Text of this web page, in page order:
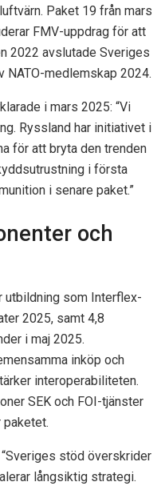
Paket 19 från mars
FMV-uppdrag för att
2022 avslutade Sveriges
medlemskap 2024.
i mars 2025: “Vi
Ryssland har initiativet i
för att bryta den trenden
i första
i senare paket.”
och
utbildning som Interflex-
2025, samt 4,8
i maj 2025.
inköp och
interoperabiliteten.
SEK och FOI-tjänster
paketet.
stöd överskrider
långsiktig strategi.